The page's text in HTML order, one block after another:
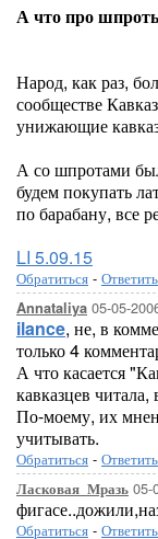
А что про
Народ, как раз,
сообществе
унижающие
А со шпротами
будем покупать
по барабану, все
LI 5.09.15
Обратиться - Ответить
Annataliya 05-05-
ilance, не, в
только 4
А что касается
кавказцев
По-моему, их
учитывать.
Обратиться - Ответить
Ласковая_Мразь 05-
Обратиться - Ответить